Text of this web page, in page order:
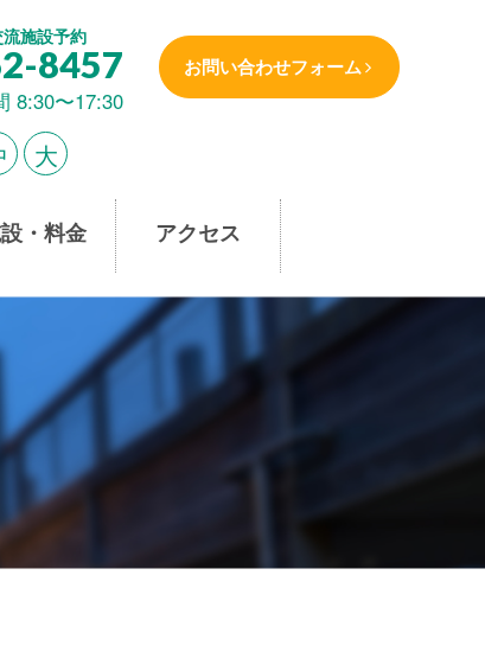
施設予約
8457
8:30〜17:30
お問い合わせフォーム
大
・料金 アクセス